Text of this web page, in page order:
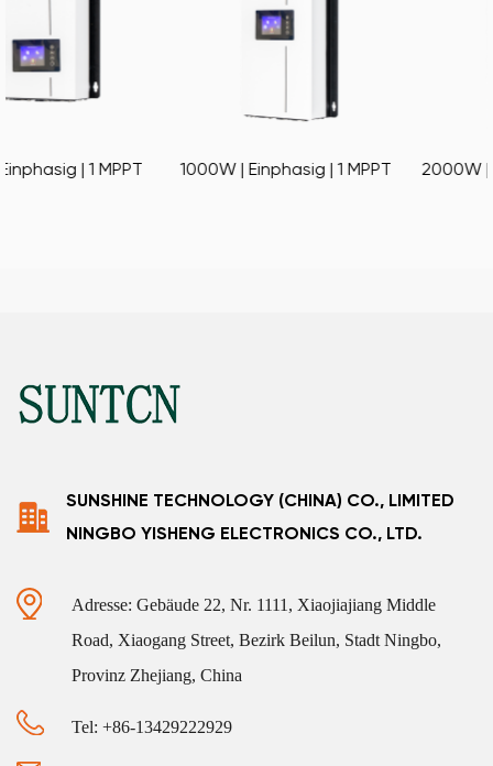
1000W | Einphasig | 1 MPPT 2000W | Einphasig | 1
SUNSHINE TECHNOLOGY (CHINA) CO., LIMITED
NINGBO YISHENG ELECTRONICS CO., LTD.
Adresse: Gebäude 22, Nr. 1111, Xiaojiajiang Middle
Road, Xiaogang Street, Bezirk Beilun, Stadt Ningbo,
Provinz Zhejiang, China
Tel: +86-13429222929